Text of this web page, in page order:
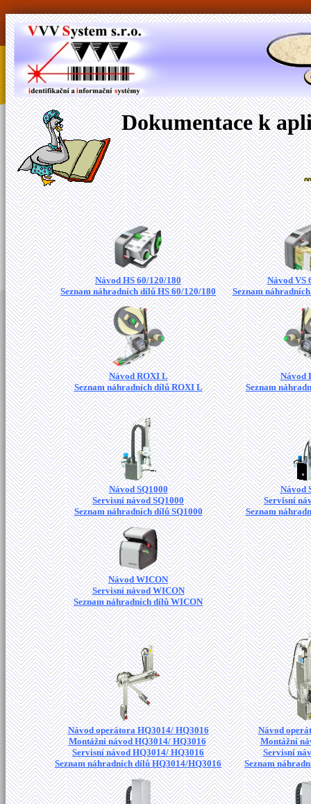
Dokumentace k
Návod HS 60/120/180
Seznam náhradních dílů HS 60/120/180
Návod VS
Seznam
Návod ROXI L
Seznam náhradních dílů ROXI L
Návod
Seznam
Návod SQ1000
Servisní návod SQ1000
Seznam náhradních dílů SQ1000
Návod
Servisní
Seznam
Návod WICON
Servisní návod WICON
Seznam náhradních dílů WICON
Návod operátora HQ3014/ HQ3016
Montážní návod HQ3014/ HQ3016
Servisní návod HQ3014/ HQ3016
Seznam náhradních dílů HQ3014/HQ3016
Návod
Montážní
Servisní
Seznam